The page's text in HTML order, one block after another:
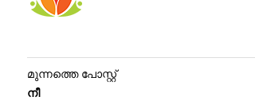
മുന്നത്തെ പോസ്റ്റ്
നീ